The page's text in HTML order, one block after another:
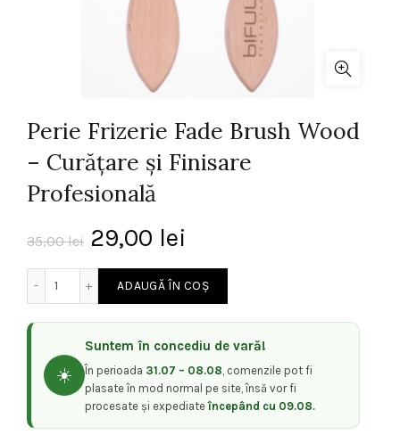
Perie Frizerie Fade Brush Wood
– Curățare și Finisare
Profesională
35,00lei Prețul
inițial
a
fost:
35,00 lei.
29,00 lei
curent
este:
29,00 lei.
Cantitate Perie Frizerie Fade Brush Wood – Curățare și
ADAUGĂ ÎN COȘ
☀️
Suntem în concediu de vară!
În perioada 31.07 – 08.08, comenzile pot fi
plasate în mod normal pe site, însă vor fi
procesate și expediateîncepând cu 09.08.